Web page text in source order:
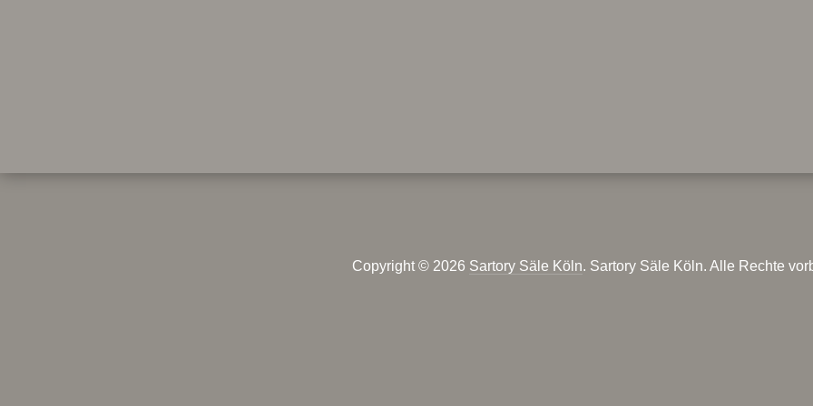
Copyright © 2026 Sartory Säle Köln. Sartory Säle Köln. Alle Rechte